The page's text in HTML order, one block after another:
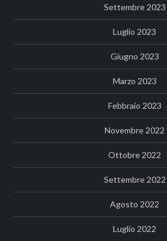
Settembre 2023
Luglio 2023
Giugno 2023
Marzo 2023
Febbraio 2023
Novembre 2022
Ottobre 2022
Settembre 2022
Agosto 2022
Luglio 2022